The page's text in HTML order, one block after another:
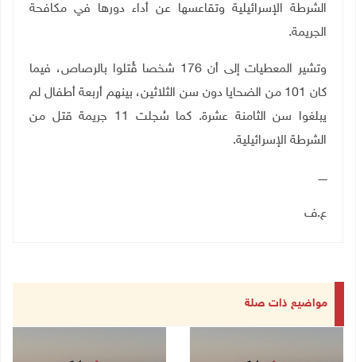
الشرطة الإسرائيلية وتقاعسها عن أداء دورها في مكافحة
الجريمة.
وتشير المعطيات إلى أن 176 شخصا قُتلوا بالرصاص، فيما
كان 101 من الضحايا دون سن الثلاثين، بينهم أربعة أطفال لم
يبلغوا سن الثامنة عشرة. كما سُجلت 11 جريمة قتل من
الشرطة الإسرائيلية.
ـــــ
ع.ف
مواضيع ذات صلة